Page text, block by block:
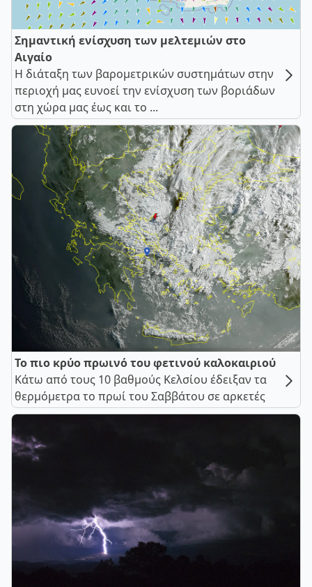
Σημαντική ενίσχυση των μελτεμιών στο
Αιγαίο
Η διάταξη των βαρομετρικών συστημάτων στην
περιοχή μας ευνοεί την ενίσχυση των βοριάδων
στη χώρα μας έως και το ...
Το πιο κρύο πρωινό του φετινού καλοκαιριού
Κάτω από τους 10 βαθμούς Κελσίου έδειξαν τα
θερμόμετρα το πρωί του Σαββάτου σε αρκετές